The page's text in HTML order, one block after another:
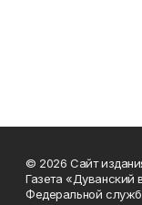
© 2026 Сайт
Газета «Дуванский
Федеральной